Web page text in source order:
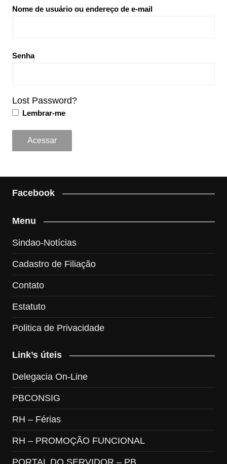
Nome de usuário ou endereço de e-mail
Senha
Lost Password?
Lembrar-me
Facebook
Menu
Sindao-Notícias
Cadastro de Filiação
Contato
Estatuto
Politica de Privacidade
Link’s úteis
Delegacia On-Line
PBCONSIG
RH – Férias
RH – PROMOÇÃO FUNCIONAL